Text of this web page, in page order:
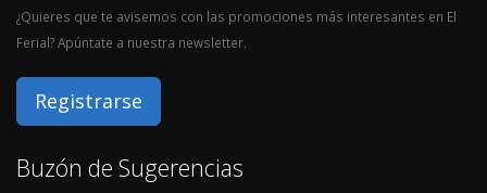
¿Quieres que te avisemos con las promociones más interesantes en El
Ferial? Apúntate a nuestra newsletter.
Registrarse
Buzón de Sugerencias